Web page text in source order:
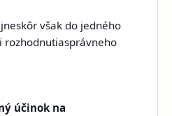
však do jedného
rozhodnutiasprávneho
účinok na